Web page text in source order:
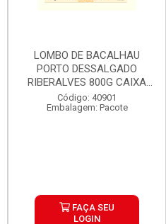
LOMBO DE BACALHAU
PORTO DESSALGADO
RIBERALVES 800G CAIXA
16U...
Código: 40901
Embalagem: Pacote
FAÇA SEU
LOGIN